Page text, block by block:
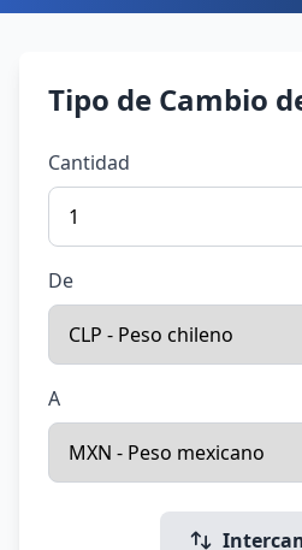
Tipo de Cambio
Cantidad
De
A